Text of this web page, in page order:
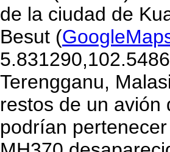
de la ciudad de
Besut (
Terengganu,
restos de un avión
podrían